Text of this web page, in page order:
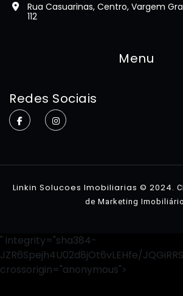
Rua Casuarinas, Centro, Vargem
112
Menu
Redes Sociais
Linkin Solucoes Imobiliarias © 2024.
de Marketing Imobiliário
" integrity="sha384-
JZR6Spejh4U02d8jOt6vLEHfe/
crossorigin="anonymous">